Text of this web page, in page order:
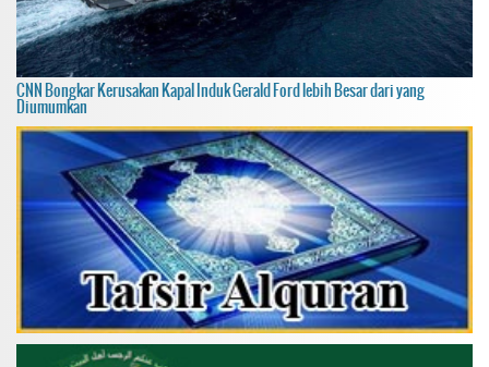
CNN Bongkar Kerusakan Kapal Induk Gerald Ford lebih Besar dari yang
Diumumkan